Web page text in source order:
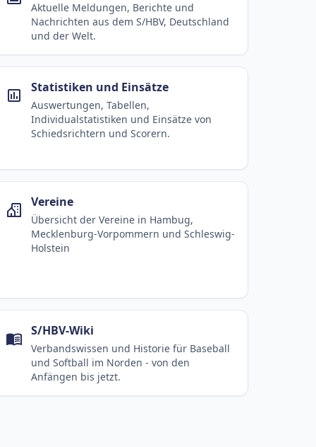
Aktuelle Meldungen, Berichte und
Nachrichten aus dem S/HBV, Deutschland
und der Welt.
Statistiken und Einsätze
Auswertungen, Tabellen,
Individualstatistiken und Einsätze von
Schiedsrichtern und Scorern.
Vereine
Übersicht der Vereine in Hambug,
Mecklenburg-Vorpommern und Schleswig-
Holstein
S/HBV-Wiki
Verbandswissen und Historie für Baseball
und Softball im Norden - von den
Anfängen bis jetzt.